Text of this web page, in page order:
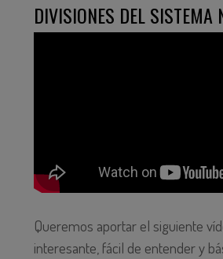
DIVISIONES DEL SISTEMA
Queremos aportar el siguiente
interesante, fácil de entender y